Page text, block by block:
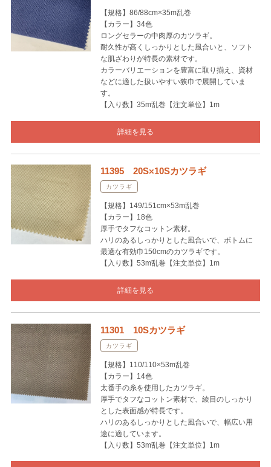
【規格】86/88cm×35m乱巻
【カラー】34色
ロングセラーの中肉厚のカツラギ。
耐久性が高くしっかりとした風合いと、ソフト
な肌ざわりが特長の素材です。
カラーバリエーションを豊富に取り揃え、資材
などに適した扱いやすい狭巾で展開していま
す。
【入り数】35m乱巻【注文単位】1m
詳細を見る
11395 20S×10Sカツラギ
カツラギ
【規格】149/151cm×53m乱巻
【カラー】18色
厚手でタフなコットン素材。
ハリのあるしっかりとした風合いで、ボトムに
最適な有効巾150cmのカツラギです。
【入り数】53m乱巻【注文単位】1m
詳細を見る
11301 10Sカツラギ
カツラギ
【規格】110/110×53m乱巻
【カラー】14色
太番手の糸を使用したカツラギ。
厚手でタフなコットン素材で、綾目のしっかり
とした表面感が特長です。
ハリのあるしっかりとした風合いで、幅広い用
途に適しています。
【入り数】53m乱巻【注文単位】1m